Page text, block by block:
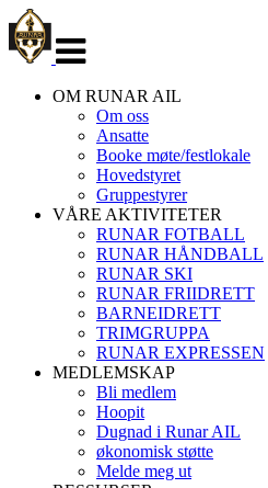
navigasjon
OM RUNAR AIL
Om oss
Ansatte
Booke møte/festlokale
Hovedstyret
Gruppestyrer
VÅRE AKTIVITETER
RUNAR FOTBALL
RUNAR HÅNDBALL
RUNAR SKI
RUNAR FRIIDRETT
BARNEIDRETT
TRIMGRUPPA
RUNAR EXPRESSEN
MEDLEMSKAP
Bli medlem
Hoopit
Dugnad i Runar AIL
økonomisk støtte
Melde meg ut